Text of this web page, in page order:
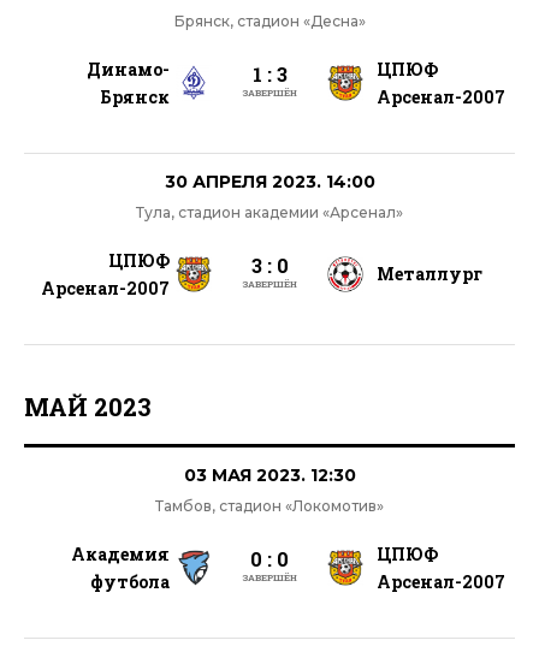
Брянск, стадион «Десна»
Динамо-
Брянск
1 : 3
ЗАВЕРШЁН
ЦПЮФ
Арсенал-2007
30 АПРЕЛЯ 2023. 14:00
Тула, стадион академии «Арсенал»
ЦПЮФ
Арсенал-2007
3 : 0
ЗАВЕРШЁН Металлург
МАЙ 2023
03 МАЯ 2023. 12:30
Тамбов, стадион «Локомотив»
Академия
футбола
0 : 0
ЗАВЕРШЁН
ЦПЮФ
Арсенал-2007